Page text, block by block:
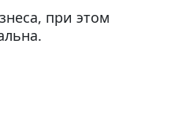
при этом